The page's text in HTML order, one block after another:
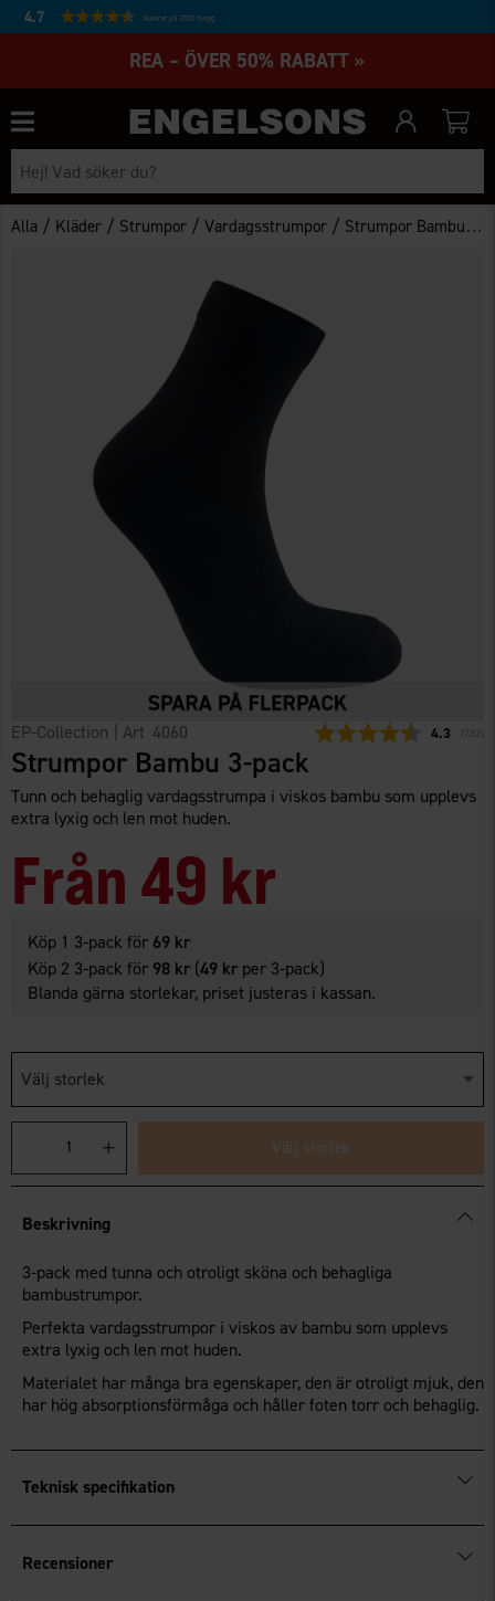
4.7 Baserat på 27231 betyg
REA – ÖVER 50% RABATT »
Alla / Kläder / Strumpor /Vardagsstrumpor / Strumpor Bambu 3-pack
EP-Collection | Art 4060 Snittbetyg:
4.3 782
Strumpor Bambu 3-pack
Tunn och behaglig vardagsstrumpa i viskos bambu som upplevs
extra lyxig och len mot huden.
Från 49 kr
Köp 1 3-pack för 69 kr
Köp 2 3-pack för 98 kr (49 kr per 3-pack)
Blanda gärna storlekar, priset justeras i kassan.
Välj storlek
Välj storlek
Beskrivning
3-pack med tunna och otroligt sköna och behagliga
bambustrumpor.
Perfekta vardagsstrumpor i viskos av bambu som upplevs
extra lyxig och len mot huden.
Materialet har många bra egenskaper, den är otroligt mjuk, den
har hög absorptionsförmåga och håller foten torr och behaglig.
Teknisk specifikation
Recensioner